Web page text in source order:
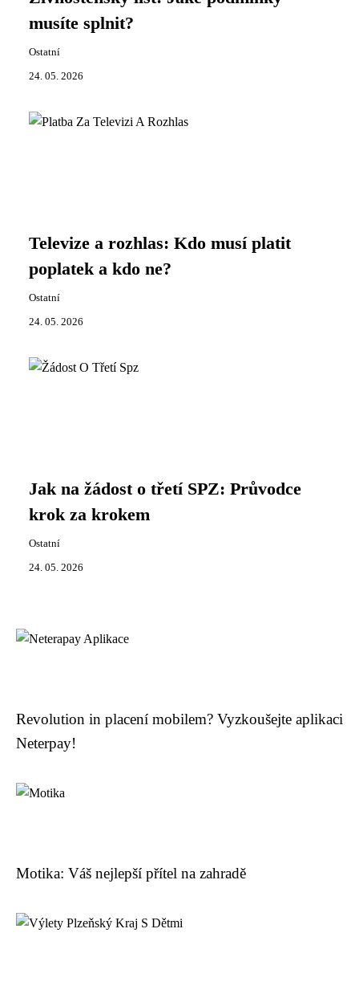
musíte splnit?
Ostatní
24. 05. 2026
Televize a rozhlas: Kdo musí platit
poplatek a kdo ne?
Ostatní
24. 05. 2026
Jak na žádost o třetí SPZ: Průvodce
krok za krokem
Ostatní
24. 05. 2026
Revolution in placení mobilem? Vyzkoušejte aplikaci
Neterpay!
Motika: Váš nejlepší přítel na zahradě